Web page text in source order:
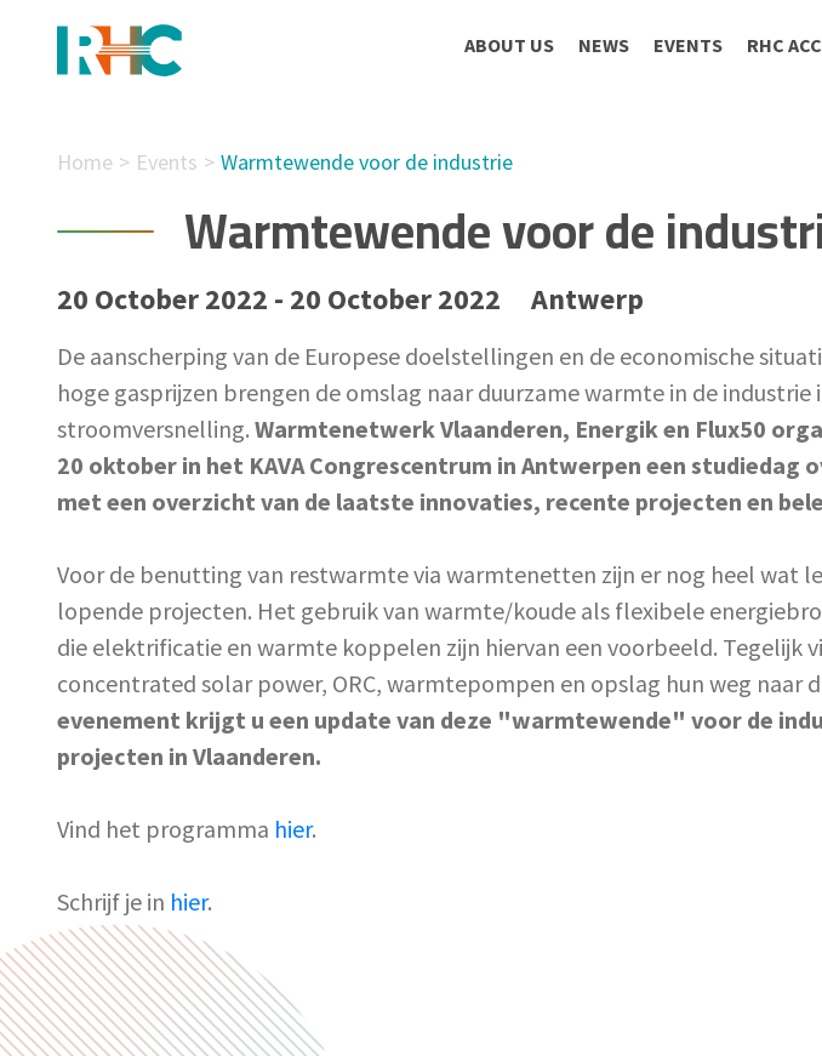
ABOUT US NEWS EVENTS RHC
Home Events Warmtewende voor de industrie
Warmtewende voor de
20 October 2022 - 20 October 2022 Antwerp
De aanscherping van de Europese doelstellingen en de economische
hoge gasprijzen brengen de omslag naar duurzame warmte in de industrie
stroomversnelling. Warmtenetwerk Vlaanderen, Energik en Flux50
20 oktober in het KAVA Congrescentrum in Antwerpen een
met een overzicht van de laatste innovaties, recente projecten en
Voor de benutting van restwarmte via warmtenetten zijn er nog heel wat
lopende projecten. Het gebruik van warmte/koude als flexibele
die elektrificatie en warmte koppelen zijn hiervan een voorbeeld. Tegelijk
concentrated solar power, ORC, warmtepompen en opslag hun weg naar
evenement krijgt u een update van deze "warmtewende" voor de
projecten in Vlaanderen.
Vind het programma hier.
Schrijf je in hier.